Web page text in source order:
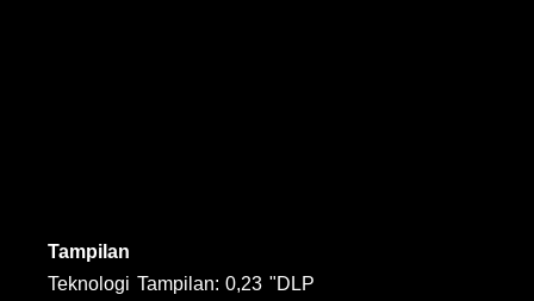
Tampilan
Teknologi Tampilan: 0,23 "DLP